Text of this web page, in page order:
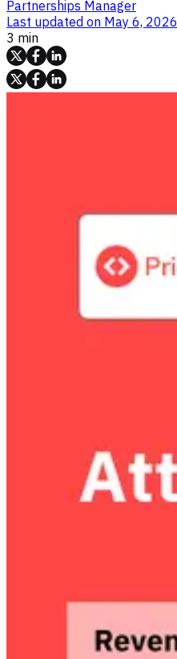
Partnerships Manager
Last updated on May 6, 2026
3 min